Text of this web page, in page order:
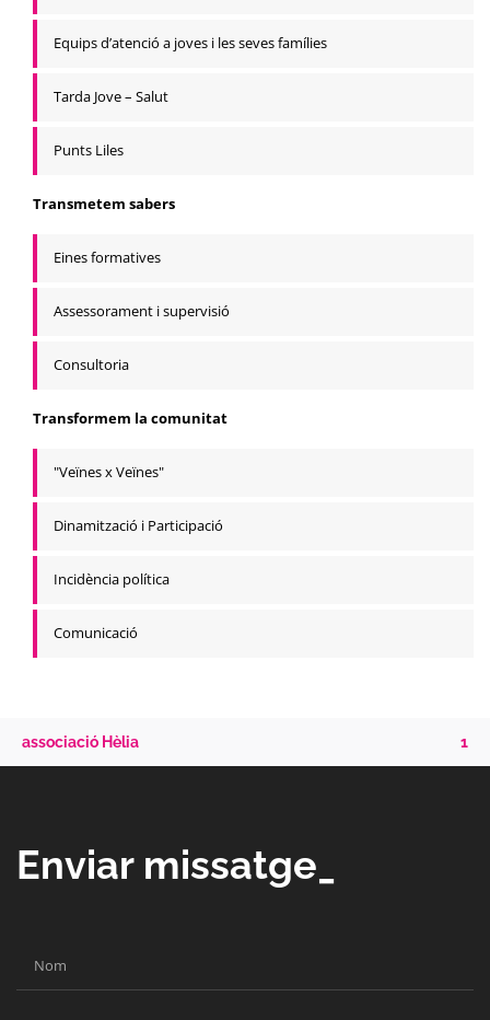
Equips d’atenció a joves i les seves famílies
Tarda Jove – Salut
Punts Liles
Transmetem sabers
Eines formatives
Assessorament i supervisió
Consultoria
Transformem la comunitat
"Veïnes x Veïnes"
Dinamització i Participació
Incidència política
Comunicació
associació Hèlia 1
Enviar missatge_